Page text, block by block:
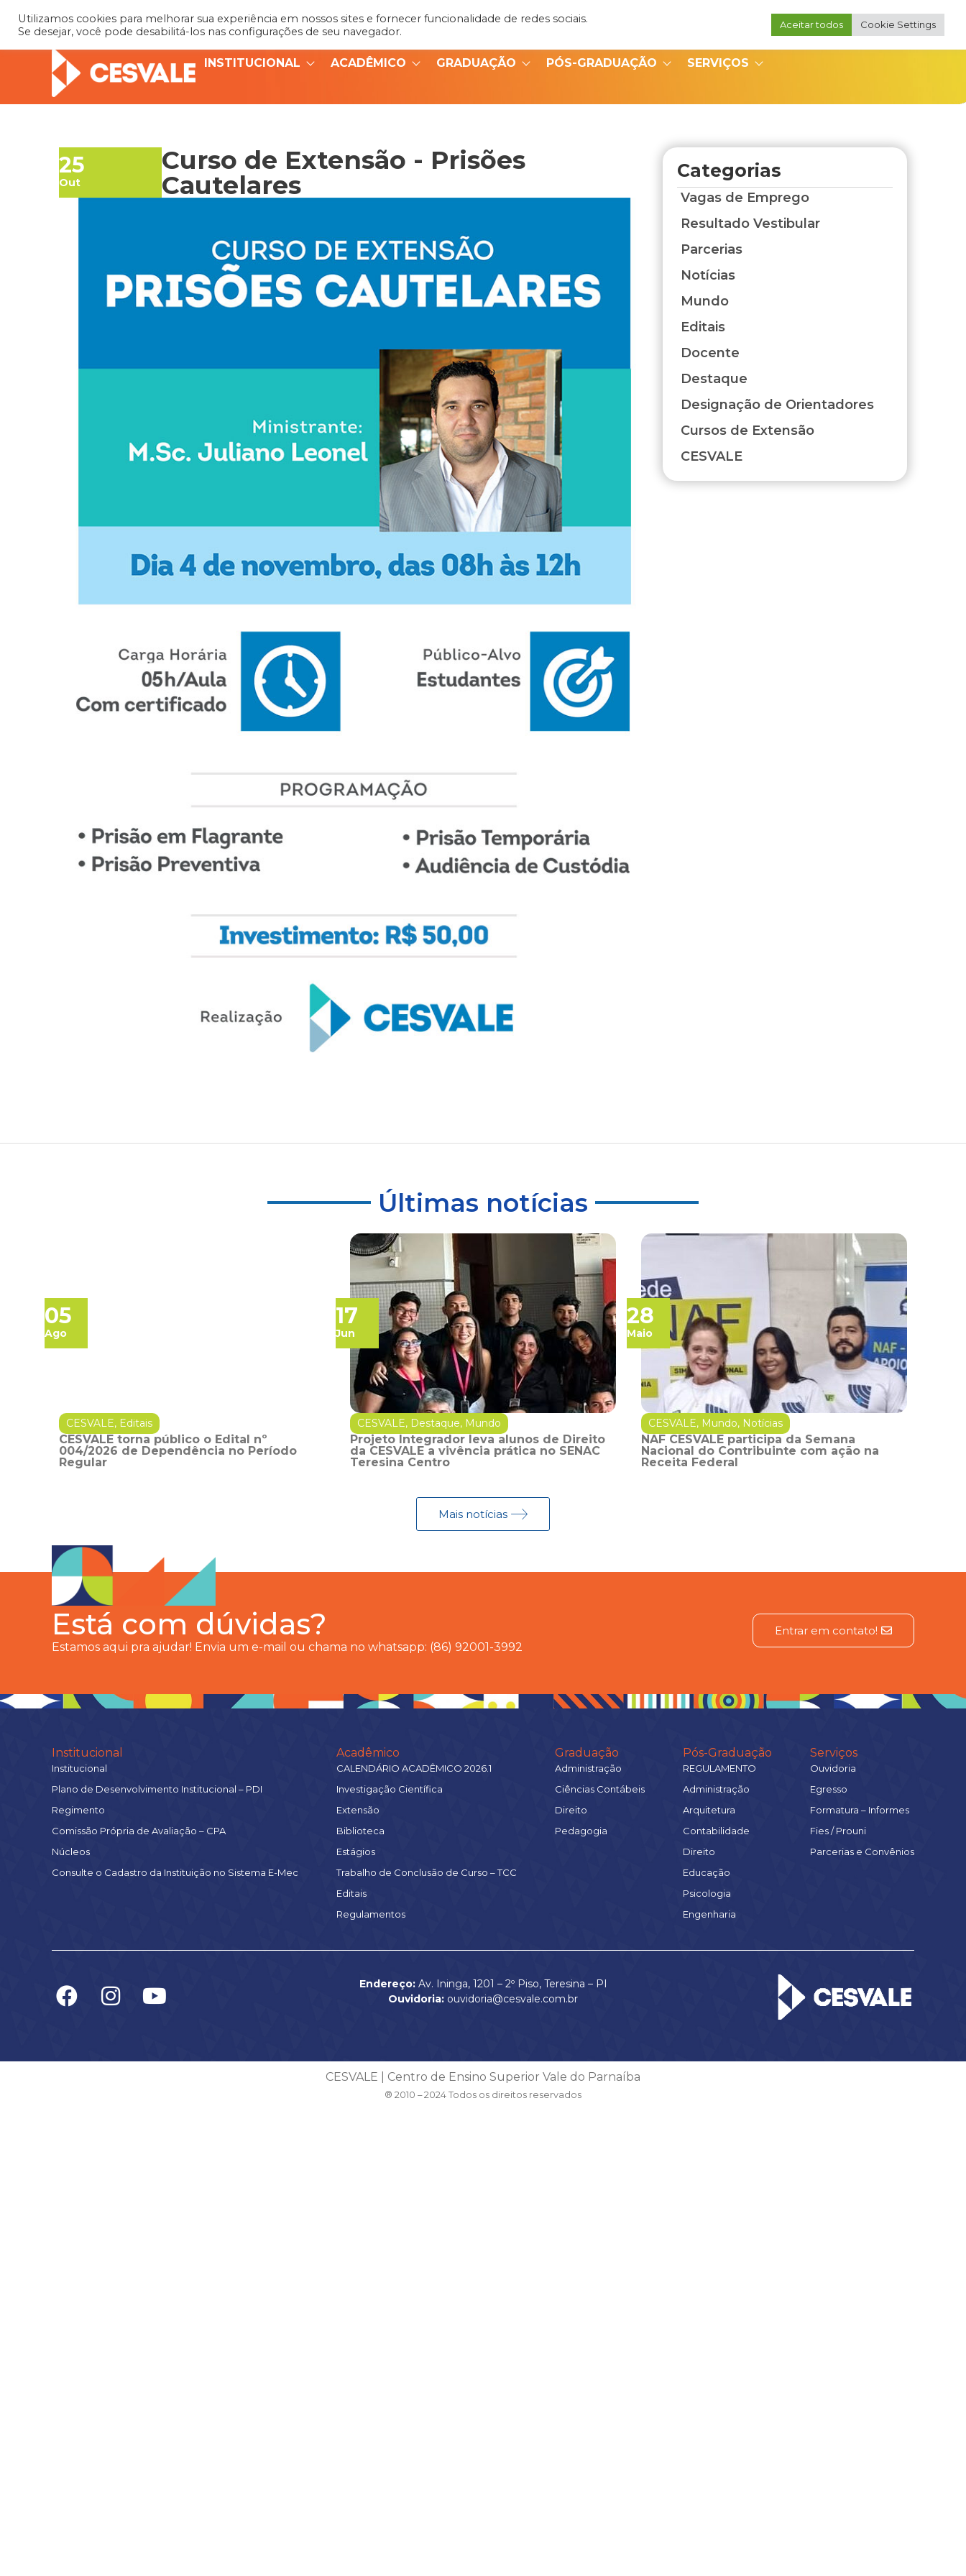
Portal do Coordenador
INSTITUCIONAL ACADÊMICO GRADUAÇÃO PÓS-GRADUAÇÃO SERVIÇOS
25
Out
Curso de Extensão - Prisões
Cautelares
Categorias
Vagas de Emprego
Resultado Vestibular
Parcerias
Notícias
Mundo
Editais
Docente
Destaque
Designação de Orientadores
Cursos de Extensão
CESVALE
Últimas notícias
05
Ago
CESVALE, Editais
CESVALE torna público o Edital nº
004/2026 de Dependência no Período
Regular
17
Jun
CESVALE, Destaque, Mundo
Projeto Integrador leva alunos de Direito
da CESVALE a vivência prática no SENAC
Teresina Centro
28
Maio
CESVALE, Mundo, Notícias
NAF CESVALE participa da Semana
Nacional do Contribuinte com ação na
Receita Federal
Mais notícias
Está com dúvidas?
Estamos aqui pra ajudar! Envia um e-mail ou chama no whatsapp: (86) 92001-3992
Entrar em contato!
Institucional
Institucional
Plano de Desenvolvimento Institucional – PDI
Regimento
Comissão Própria de Avaliação – CPA
Núcleos
Consulte o Cadastro da Instituição no Sistema E-Mec
Acadêmico
CALENDÁRIO ACADÊMICO 2026.1
Investigação Científica
Extensão
Biblioteca
Estágios
Trabalho de Conclusão de Curso – TCC
Editais
Regulamentos
Graduação
Administração
Ciências Contábeis
Direito
Pedagogia
Pós-Graduação
REGULAMENTO
Administração
Arquitetura
Contabilidade
Direito
Educação
Psicologia
Engenharia
Serviços
Ouvidoria
Egresso
Formatura – Informes
Fies / Prouni
Parcerias e Convênios
Endereço:Av. Ininga, 1201 – 2º Piso, Teresina – PI
Ouvidoria: ouvidoria@cesvale.com.br
CESVALE | Centro de Ensino Superior Vale do Parnaíba
® 2010 – 2024 Todos os direitos reservados
Utilizamos cookies para melhorar sua experiência em nossos sites e fornecer funcionalidade de redes sociais.
Se desejar, você pode desabilitá-los nas configurações de seu navegador.
Aceitar todos Cookie Settings